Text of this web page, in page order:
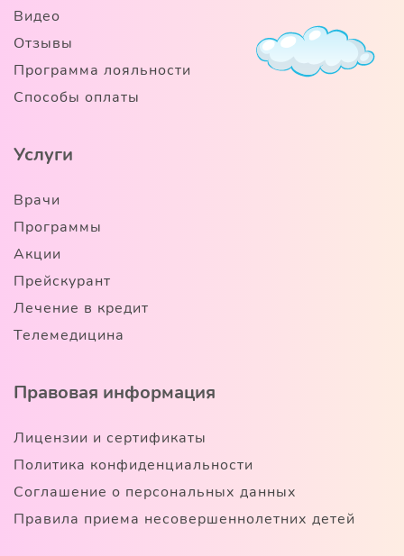
Видео
Отзывы
Программа лояльности
Способы оплаты
Услуги
Врачи
Программы
Акции
Прейскурант
Лечение в кредит
Телемедицина
Правовая информация
Лицензии и сертификаты
Политика конфиденциальности
Соглашение о персональных данных
Правила приема несовершеннолетних детей